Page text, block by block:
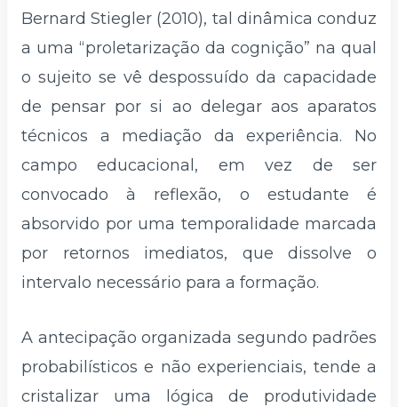
Bernard Stiegler (2010), tal dinâmica conduz
a uma “proletarização da cognição” na qual
o sujeito se vê despossuído da capacidade
de pensar por si ao delegar aos aparatos
técnicos a mediação da experiência. No
campo educacional, em vez de ser
convocado à reflexão, o estudante é
absorvido por uma temporalidade marcada
por retornos imediatos, que dissolve o
intervalo necessário para a formação.
A antecipação organizada segundo padrões
probabilísticos e não experienciais, tende a
cristalizar uma lógica de produtividade